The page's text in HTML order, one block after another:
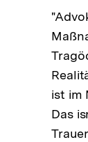
ist im
Das